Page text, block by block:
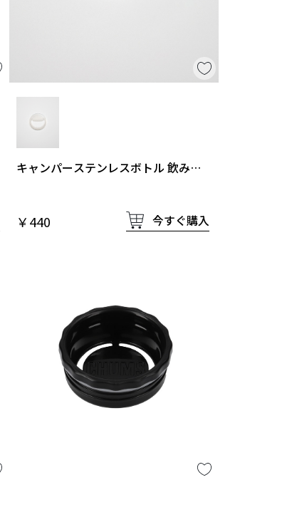
キャンパーステンレスボトル 飲み口
￥440 今すぐ購入